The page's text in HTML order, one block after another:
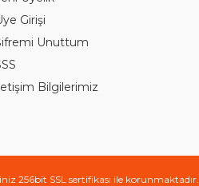
Girişi
Unuttum
Bilgilerimiz
256bit SSL sertifikası ile korunmaktadır.